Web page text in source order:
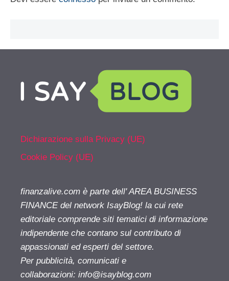
Dichiarazione sulla Privacy (UE)
Cookie Policy (UE)
finanzalive.com è parte dell' AREA BUSINESS
FINANCE del network IsayBlog! la cui rete
editoriale comprende siti tematici di informazione
indipendente che contano sul contributo di
appassionati ed esperti del settore.
Per pubblicità, comunicati e
collaborazioni: info@isayblog.com